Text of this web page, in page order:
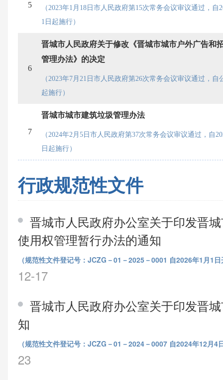
5
（2023年1月18日市人民政府第15次常务会议审议通过，自
1日起施行）
6
晋城市人民政府关于修改《晋城市城市户外广告和
管理办法》的决定
（2023年7月21日市人民政府第26次常务会议审议通过，自
起施行）
7
晋城市城市建筑垃圾管理办法
（2024年2月5日市人民政府第37次常务会议审议通过，自
日起施行）
行政规范性文件
晋城市人民政府办公室关于印发晋
使用权管理暂行办法的通知
（规范性文件登记号：JCZG－01－2025－0001 自2026年1月1
12-17
晋城市人民政府办公室关于印发晋
知
（规范性文件登记号：JCZG－01－2024－0007 自2024年12月4
23